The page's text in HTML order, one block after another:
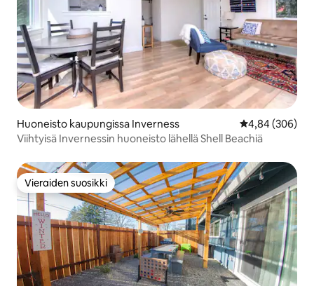
Huoneisto kaupungissa Inverness
4,84 (306)
Viihtyisä Invernessin huoneisto lähellä Shell Beachiä
Vieraiden suosikki
Vieraiden suosikki